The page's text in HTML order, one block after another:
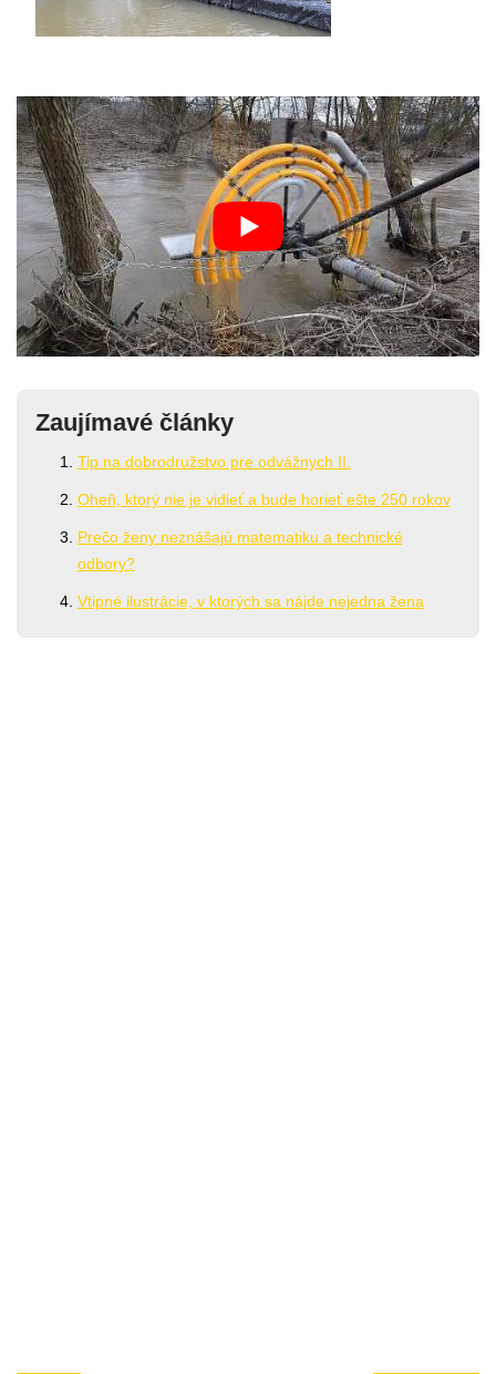
Zaujímavé články
Tip na dobrodružstvo pre odvážnych II.
Oheň, ktorý nie je vidieť a bude horieť ešte 250 rokov
Prečo ženy neznášajú matematiku a technické
odbory?
Vtipné ilustrácie, v ktorých sa nájde nejedna žena